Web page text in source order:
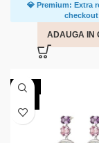
💎 Premium: Extra
checkout
ADAUGA IN
-30%